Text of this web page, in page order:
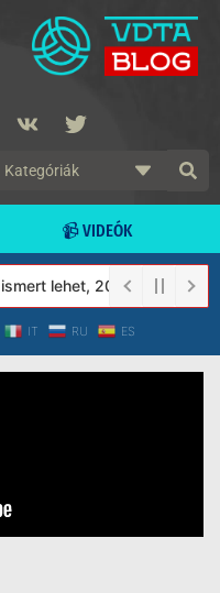
📹 VIDEÓK
lehet, 2023-tól a
IT RU ES